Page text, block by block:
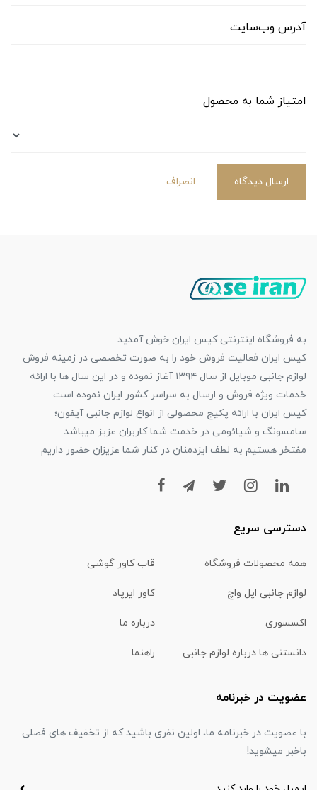
آدرس وب‌سایت
امتیاز شما به محصول
ارسال دیدگاه انصراف
به فروشگاه اینترنتی کیس ایران خوش آمدید
کیس ایران فعالیت فروش خود را به صورت تخصصی در زمینه فروش
لوازم جانبی موبایل از سال ۱۳۹۴ آغاز نموده و در این سال ها با ارائه
خدمات ویژه فروش و ارسال به سراسر کشور ایران نموده است
کیس ایران با ارائه پکیج محصولی از انواع لوازم جانبی آیفون؛
سامسونگ و شیائومی در خدمت شما کاربران عزیز میباشد
مفتخر هستیم به لطف ایزدمنان در کنار شما عزیزان حضور داریم
دسترسی سریع
همه محصولات فروشگاه قاب کاور گوشی
لوازم جانبی اپل واچ کاور ایرپاد
اکسسوری درباره ما
دانستنی ها درباره لوازم جانبی راهنما
عضویت در خبرنامه
با عضویت در خبرنامه ما، اولین نفری باشید که از تخفیف های فصلی
باخبر میشوید!